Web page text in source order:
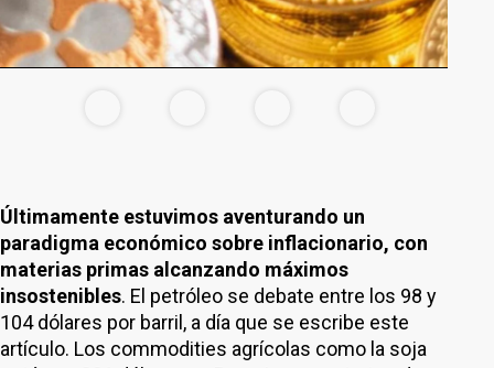
Últimamente estuvimos aventurando un
paradigma económico sobre inflacionario, con
materias primas alcanzando máximos
insostenibles. El petróleo se debate entre los 98 y
104 dólares por barril, a día que se escribe este
artículo. Los commodities agrícolas como la soja